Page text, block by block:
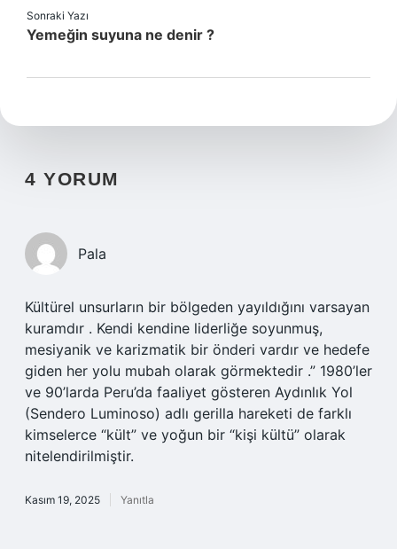
Sonraki Yazı
Yemeğin suyuna ne denir ?
4 YORUM
Pala
Kültürel unsurların bir bölgeden yayıldığını varsayan
kuramdır . Kendi kendine liderliğe soyunmuş,
mesiyanik ve karizmatik bir önderi vardır ve hedefe
giden her yolu mubah olarak görmektedir .” 1980’ler
ve 90’larda Peru’da faaliyet gösteren Aydınlık Yol
(Sendero Luminoso) adlı gerilla hareketi de farklı
kimselerce “kült” ve yoğun bir “kişi kültü” olarak
nitelendirilmiştir.
Kasım 19, 2025 Yanıtla